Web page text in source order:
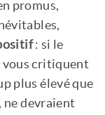
promus,
: si le
vous critiquent
plus élevé que
ne devraient